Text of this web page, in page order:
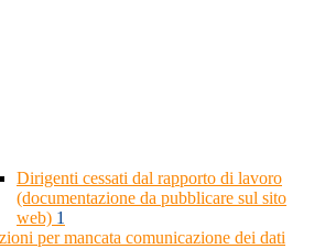
Dirigenti cessati dal rapporto di lavoro
(documentazione da pubblicare sul sito
web) 1
per mancata comunicazione dei dati